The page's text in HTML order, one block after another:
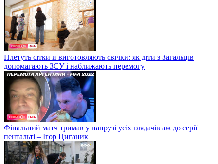
Плетуть сітки й виготовляють свічки: як діти з Загальців
допомагають ЗСУ і наближають перемогу
Фінальний матч тримав у напрузі усіх глядачів аж до серії
пентальті – Ігор Циганик